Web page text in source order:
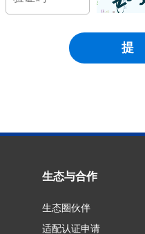
生态与合作
生态圈伙伴
适配认证申请